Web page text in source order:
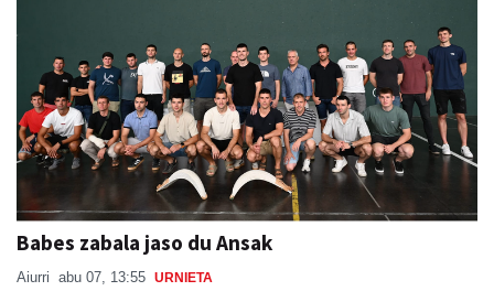
Babes zabala jaso du Ansak
Aiurri abu 07, 13:55 URNIETA